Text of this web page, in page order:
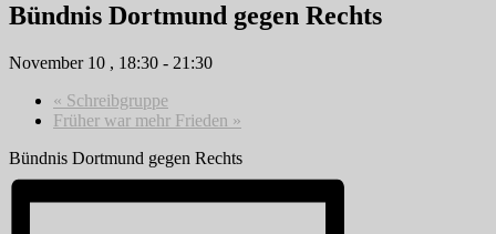
Bündnis Dortmund gegen Rechts
November 10 , 18:30 - 21:30
« Schreibgruppe
Früher war mehr Frieden »
Bündnis Dortmund gegen Rechts